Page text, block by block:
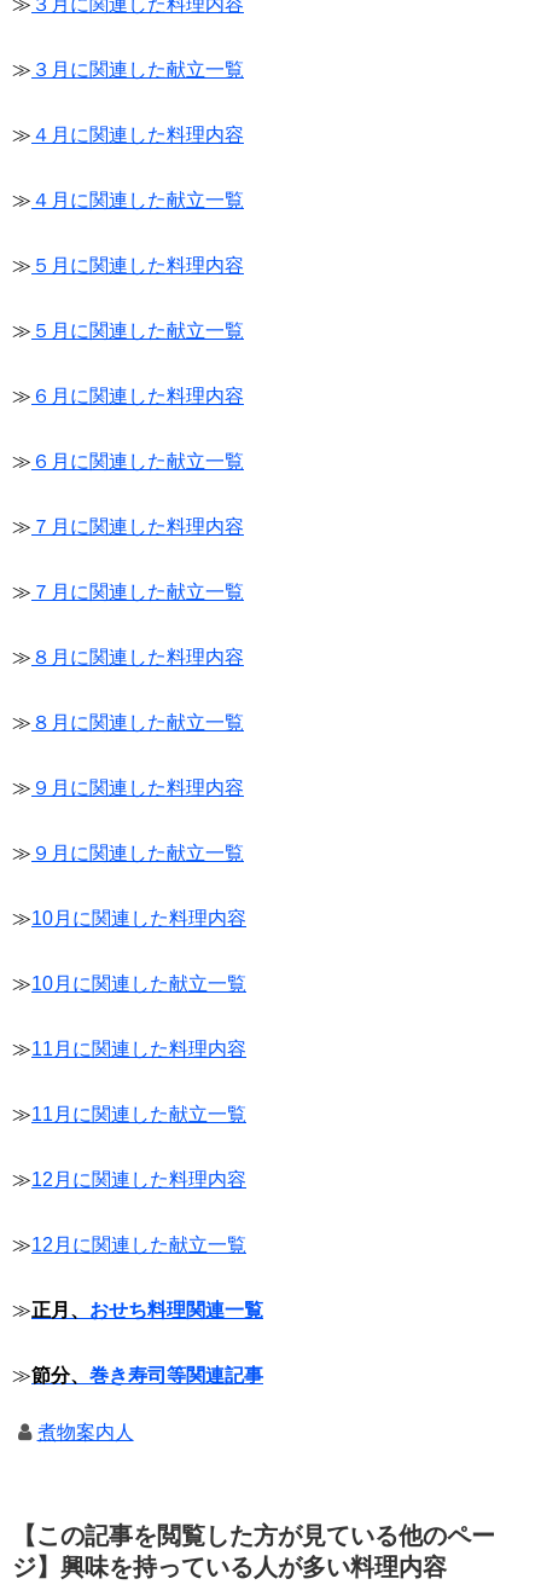
≫ ３月に関連した献立一覧
≫ ４月に関連した料理内容
≫ ４月に関連した献立一覧
≫ ５月に関連した料理内容
≫ ５月に関連した献立一覧
≫ ６月に関連した料理内容
≫ ６月に関連した献立一覧
≫ ７月に関連した料理内容
≫ ７月に関連した献立一覧
≫ ８月に関連した料理内容
≫ ８月に関連した献立一覧
≫ ９月に関連した料理内容
≫ ９月に関連した献立一覧
≫10月に関連した料理内容
≫10月に関連した献立一覧
≫11月に関連した料理内容
≫11月に関連した献立一覧
≫12月に関連した料理内容
≫12月に関連した献立一覧
≫正月、 おせち料理関連一覧
≫節分、 巻き寿司等関連記事
煮物案内人
【この記事を閲覧した方が見ている他のペー
ジ】興味を持っている人が多い料理内容